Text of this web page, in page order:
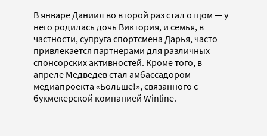
В январе Даниил во второй раз стал отцом — у
него родилась дочь Виктория, и семья, в
частности, супруга спортсмена Дарья, часто
привлекается партнерами для различных
спонсорских активностей. Кроме того, в
апреле Медведев стал амбассадором
медиапроекта «Больше!», связанного с
букмекерской компанией Winline.